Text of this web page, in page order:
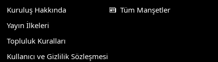
Kuruluş Hakkında
Yayın İlkeleri
Topluluk Kuralları
Kullanıcı ve Gizlilik Sözleşmesi
Tüm Manşetler